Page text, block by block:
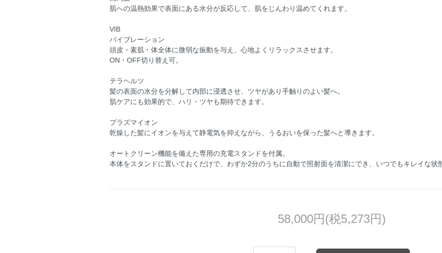
肌への温熱効果で表面にある水分が反応して、肌をじんわり温めてくれます。
VIB
バイブレーション
頭皮・素肌・体全体に微弱な振動を与え、心地よくリラックスさせます。
ON・OFF切り替え可。
テラヘルツ
髪の表面の水分を分解して内部に浸透させ、ツヤがあり手触りのよい髪へ。
肌ケアにも効果的で、ハリ・ツヤも期待できます。
プラズマイオン
乾燥した髪にイオンを与えて静電気を抑えながら、うるおいを保った髪へと導きます。
オートクリーン機能を備えた専用の充電スタンドを付属。
本体をスタンドに置いておくだけで、わずか2分のうちに自動で照射面を清潔にでき、いつでもキレイな状
58,000円(税5,273円)